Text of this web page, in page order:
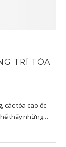
TRÍ TÒA
các tòa cao ốc
thấy những…